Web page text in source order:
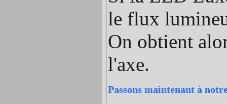
le flux
On obtient
l'axe.
Passons maintenant à